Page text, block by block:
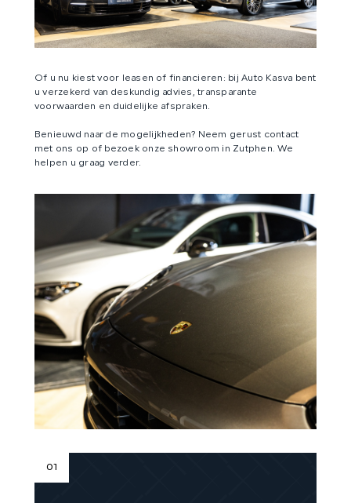
Of u nu kiest voor leasen of financieren: bij Auto Kasva bent
u verzekerd van deskundig advies, transparante
voorwaarden en duidelijke afspraken.
Benieuwd naar de mogelijkheden? Neem gerust contact
met ons op of bezoek onze showroom in Zutphen. We
helpen u graag verder.
01